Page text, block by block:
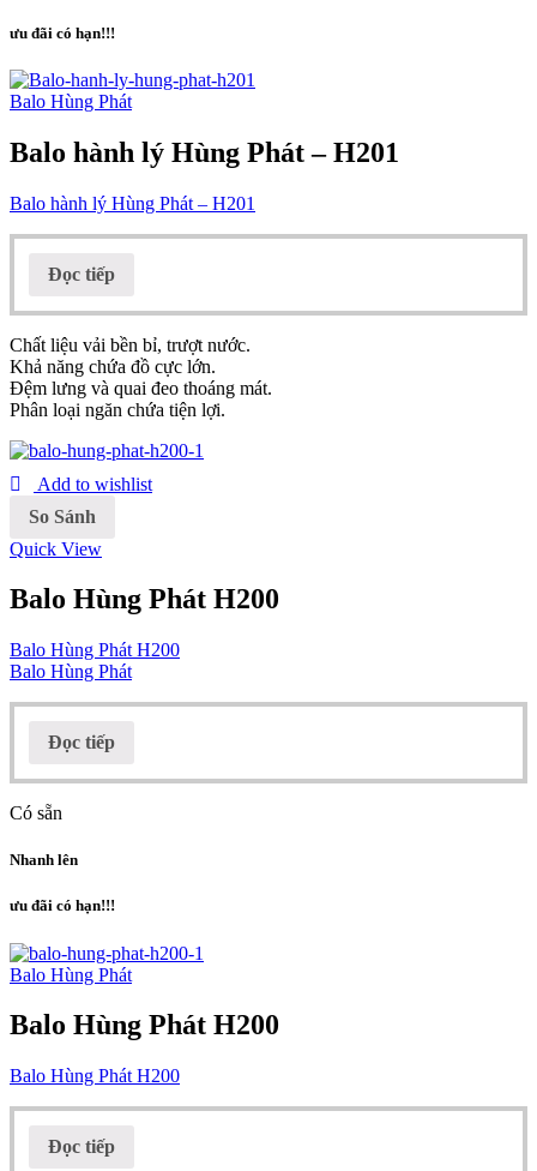
ưu đãi có hạn!!!
Balo Hùng Phát
Balo hành lý Hùng Phát – H201
Balo hành lý Hùng Phát – H201
Đọc tiếp
Chất liệu vải bền bỉ, trượt nước.
Khả năng chứa đồ cực lớn.
Đệm lưng và quai đeo thoáng mát.
Phân loại ngăn chứa tiện lợi.
Add to wishlist
So Sánh
Quick View
Balo Hùng Phát H200
Balo Hùng Phát H200
Balo Hùng Phát
Đọc tiếp
Có sẵn
Nhanh lên
ưu đãi có hạn!!!
Balo Hùng Phát
Balo Hùng Phát H200
Balo Hùng Phát H200
Đọc tiếp